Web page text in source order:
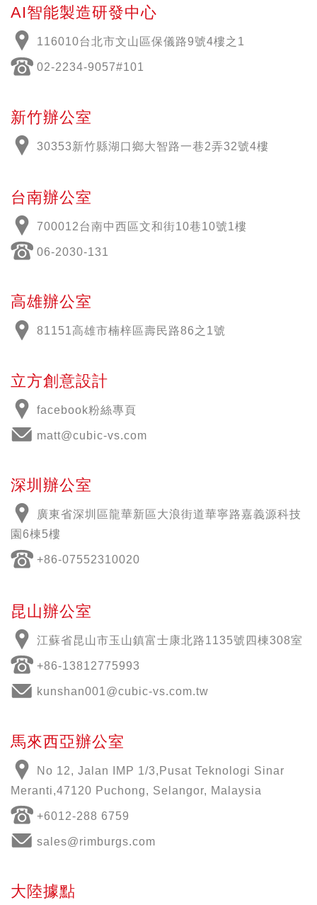
AI智能製造研發中心
116010台北市文山區保儀路9號4樓之1
02-2234-9057#101
新竹辦公室
30353新竹縣湖口鄉大智路一巷2弄32號4樓
台南辦公室
700012台南中西區文和街10巷10號1樓
06-2030-131
高雄辦公室
81151高雄市楠梓區壽民路86之1號
立方創意設計
facebook粉絲專頁
matt@cubic-vs.com
深圳辦公室
廣東省深圳區龍華新區大浪街道華寧路嘉義源科技
園6棟5樓
+86-07552310020
昆山辦公室
江蘇省昆山市玉山鎮富士康北路1135號四棟308室
+86-13812775993
kunshan001@cubic-vs.com.tw
馬來西亞辦公室
No 12, Jalan IMP 1/3,Pusat Teknologi Sinar
Meranti,47120 Puchong, Selangor, Malaysia
+6012-288 6759
sales@rimburgs.com
大陸據點